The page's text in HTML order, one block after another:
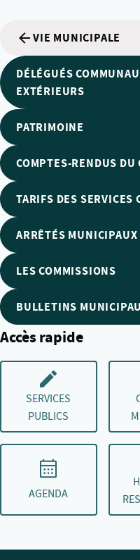
VIE MUNICIPALE
DÉLÉGUÉS
EXTÉRIEURS
PATRIMOINE
COMPTES-RENDUS
TARIFS DES SERVICES
ARRÊTÉS MUNICIPAUX
LES COMMISSIONS
BULLETINS
Accès rapide
SERVICES
PUBLICS
AGENDA